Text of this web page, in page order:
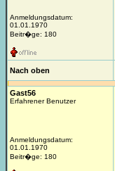
Anmeldungsdatum:
01.01.1970
Beitr�ge: 180
Nach oben
Gast56
Erfahrener Benutzer
Anmeldungsdatum:
01.01.1970
Beitr�ge: 180